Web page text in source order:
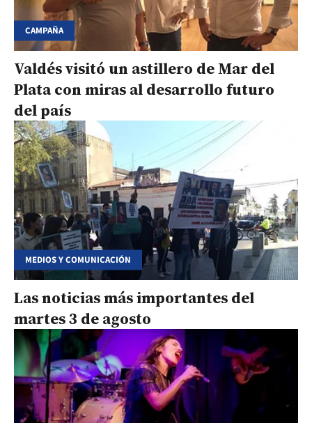
CAMPAÑA
Valdés visitó un astillero de Mar del
Plata con miras al desarrollo futuro
del país
MEDIOS Y COMUNICACIÓN
Las noticias más importantes del
martes 3 de agosto